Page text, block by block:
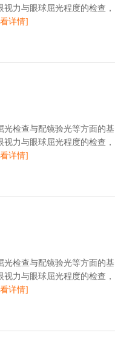
力与眼球屈光程度的检查，
详情]
光检查与配镜验光等方面的基
力与眼球屈光程度的检查，
详情]
光检查与配镜验光等方面的基
力与眼球屈光程度的检查，
详情]